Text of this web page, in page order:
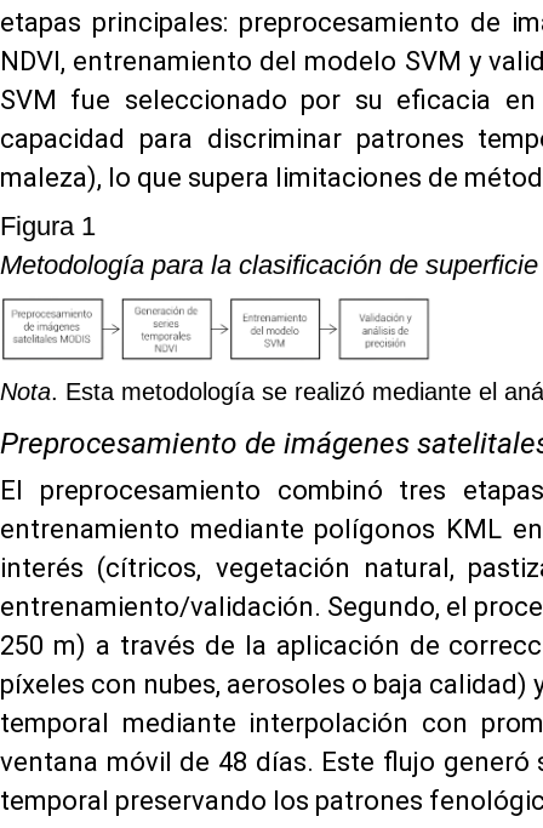
etapas principales: preprocesamiento de
NDVI, entrenamiento del modelo SVM y
SVM fue seleccionado por su eficacia
capacidad para discriminar patrones
maleza), lo que supera limitaciones de
Figura 1
Metodología para la clasificación de
Nota. Esta metodología se realizó mediante el
Preprocesamiento de imágenes
El preprocesamiento combinó tres
entrenamiento mediante polígonos KML
interés (cítricos, vegetación natural,
entrenamiento/validación. Segundo, el
250 m) a través de la aplicación de
píxeles con nubes, aerosoles o baja
temporal mediante interpolación con
ventana móvil de 48 días. Este flujo
temporal preservando los patrones